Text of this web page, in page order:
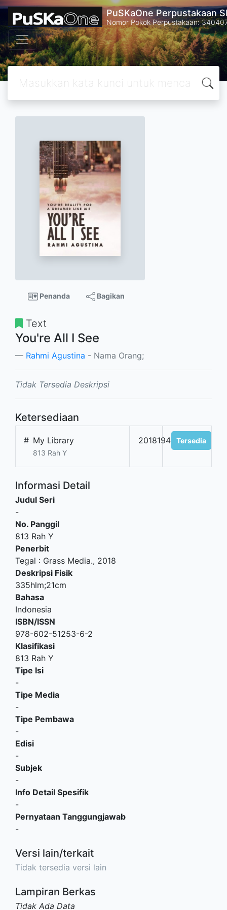
PuSKaOne Perpustakaan
Nomor Pokok Perpustakaan:
Penanda Bagikan
Text
You're All I See
Rahmi Agustina - Nama Orang;
Tidak Tersedia Deskripsi
Ketersediaan
# My Library
813 Rah Y
201819450Tersedia
Informasi Detail
Judul Seri
-
No. Panggil
813 Rah Y
Penerbit
Tegal : Grass Media., 2018
Deskripsi Fisik
335hlm;21cm
Bahasa
Indonesia
ISBN/ISSN
978-602-51253-6-2
Klasifikasi
813 Rah Y
Tipe Isi
-
Tipe Media
-
Tipe Pembawa
-
Edisi
-
Subjek
-
Info Detail Spesifik
-
Pernyataan Tanggungjawab
-
Versi lain/terkait
Tidak tersedia versi lain
Lampiran Berkas
Tidak Ada Data